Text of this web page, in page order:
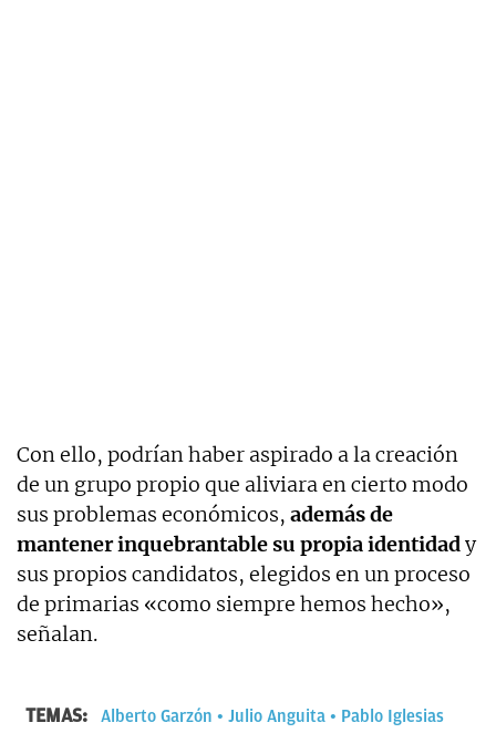
Con ello, podrían haber aspirado a la creación
de un grupo propio que aliviara en cierto modo
sus problemas económicos, además de
mantener inquebrantable su propia identidady
sus propios candidatos, elegidos en un proceso
de primarias «como siempre hemos hecho»,
señalan.
TEMAS: Alberto Garzón Julio Anguita Pablo Iglesias